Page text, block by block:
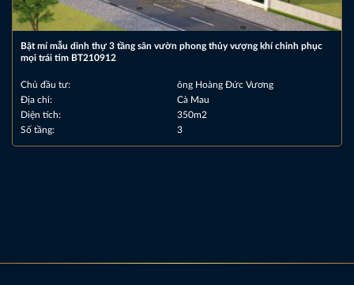
Bật mí mẫu dinh thự 3 tầng sân vườn phong thủy vượng khí chinh phục
mọi trái tim BT210912
Chủ đầu tư:
ông Hoàng Đức Vương
Địa chỉ:
Cà Mau
Diện tích:
350m2
Số tầng:
3